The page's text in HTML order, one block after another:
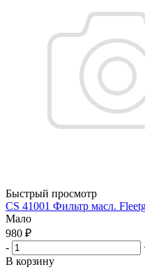
Быстрый просмотр
CS 41001 Фильтр масл.
Мало
980 ₽
-
В корзину